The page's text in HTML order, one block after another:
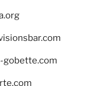
gobette.com